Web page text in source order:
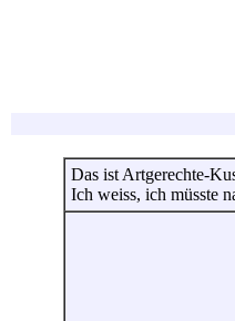
Das ist Artgerechte-
Ich weiss, ich müsste